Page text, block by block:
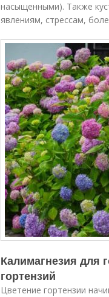
насыщенными). Также
явлениям, стрессам,
Калимагнезия для
гортензий
Цветение гортензии